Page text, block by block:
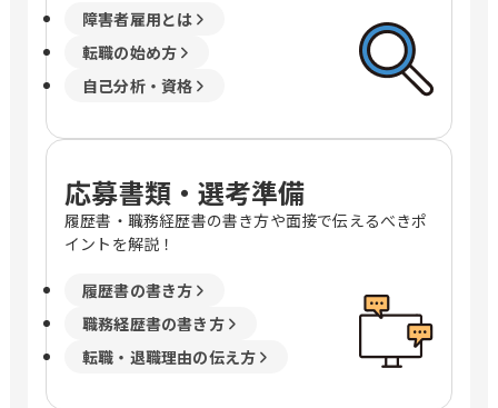
障害者雇用とは
転職の始め方
自己分析・資格
応募書類・選考準備
履歴書・職務経歴書の書き方や面接で伝えるべきポ
イントを解説！
履歴書の書き方
職務経歴書の書き方
転職・退職理由の伝え方